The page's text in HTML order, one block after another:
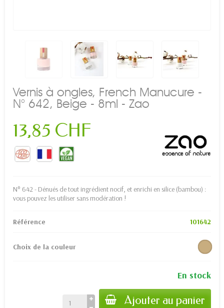
Vernis à ongles, French Manucure -
N° 642, Beige - 8ml - Zao
13,85 CHF
N° 642 - Dénués de tout ingrédient nocif, et enrichi en silice (bambou) :
vous pouvez les utiliser sans modération !
Référence 101642
Choix de la couleur
En stock
Ajouter au panier